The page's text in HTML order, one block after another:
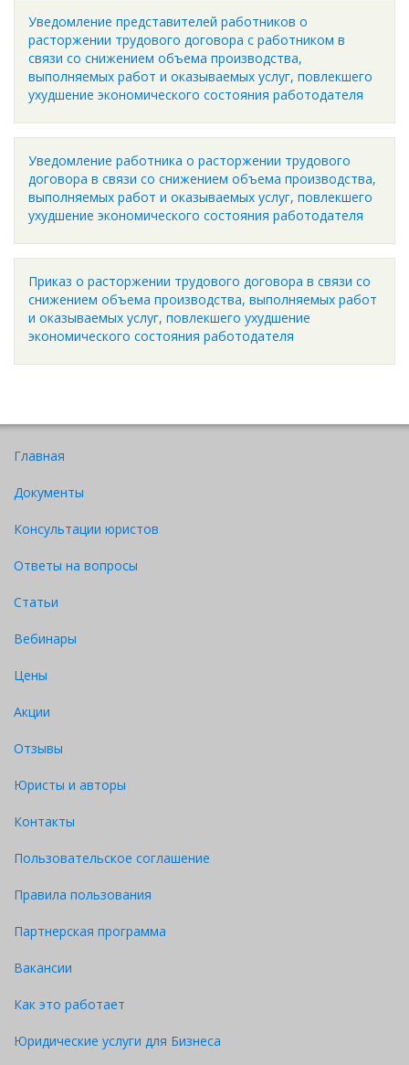
Уведомление представителей работников о
расторжении трудового договора с работником в
связи со снижением объема производства,
выполняемых работ и оказываемых услуг, повлекшего
ухудшение экономического состояния работодателя
Уведомление работника о расторжении трудового
договора в связи со снижением объема производства,
выполняемых работ и оказываемых услуг, повлекшего
ухудшение экономического состояния работодателя
Приказ о расторжении трудового договора в связи со
снижением объема производства, выполняемых работ
и оказываемых услуг, повлекшего ухудшение
экономического состояния работодателя
Главная
Документы
Консультации юристов
Ответы на вопросы
Статьи
Вебинары
Цены
Акции
Отзывы
Юристы и авторы
Контакты
Пользовательское соглашение
Правила пользования
Партнерская программа
Вакансии
Как это работает
Юридические услуги для Бизнеса